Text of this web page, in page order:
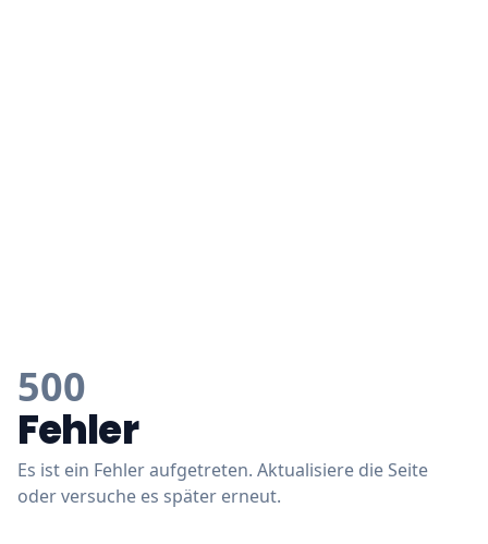
500
Fehler
Es ist ein Fehler aufgetreten. Aktualisiere die Seite
oder versuche es später erneut.